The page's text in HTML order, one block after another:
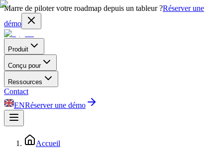
Marre de piloter votre roadmap depuis un tableur ?Réserver une
démo
Produit
Conçu pour
Ressources
Contact
ENRéserver une démo
Accueil